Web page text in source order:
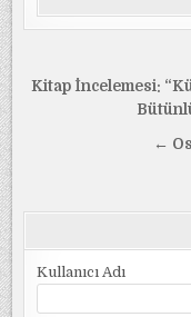
Yazı
gezinmesi
Kitap İncelemesi:
←
Kullanıcı Adı